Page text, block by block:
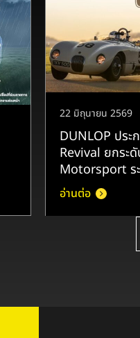
22 มิถุนายน 2569
DUNLOP ปร
Revival ยกระ
Motorsport ร
อ่านต่อ